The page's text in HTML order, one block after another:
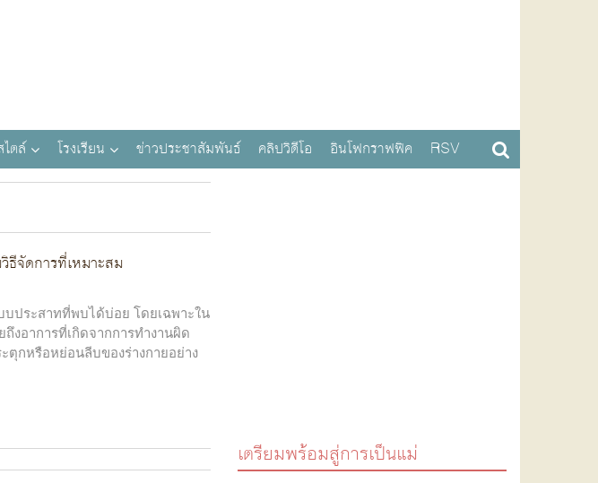
ตล์ โรงเรียน ข่าวประชาสัมพันธ์ คลิปวิดีโอ อินโฟกราฟฟิค RSV
ธีจัดการที่เหมาะสม
ประสาทที่พบได้บ่อย โดยเฉพาะใน
งอาการที่เกิดจากการทำงานผิด
ตุกหรือหย่อนลีบของร่างกายอย่าง
เตรียมพร้อมสู่การเป็นแม่